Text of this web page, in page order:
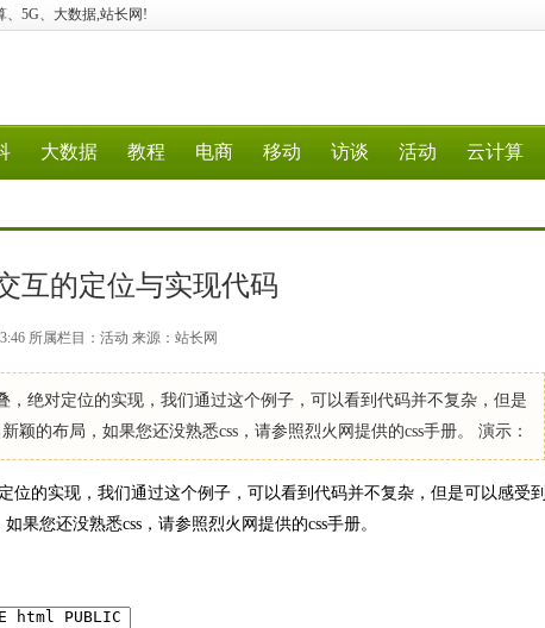
、5G、大数据,站长网!
大数据 教程 电商 移动 访谈 活动 云计算
互的定位与实现代码
所属栏目：活动 来源：站长网
绝对定位的实现，我们通过这个例子，可以看到代码并不复杂，但是
颖的布局，如果您还没熟悉css，请参照烈火网提供的css手册。 演示：
的实现，我们通过这个例子，可以看到代码并不复杂，但是可以感受到
果您还没熟悉css，请参照烈火网提供的css手册。